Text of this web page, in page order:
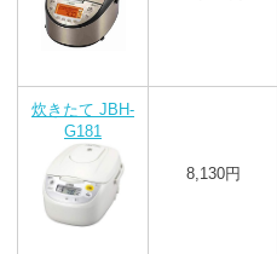
炊きたて JBH-
G181
8,130円